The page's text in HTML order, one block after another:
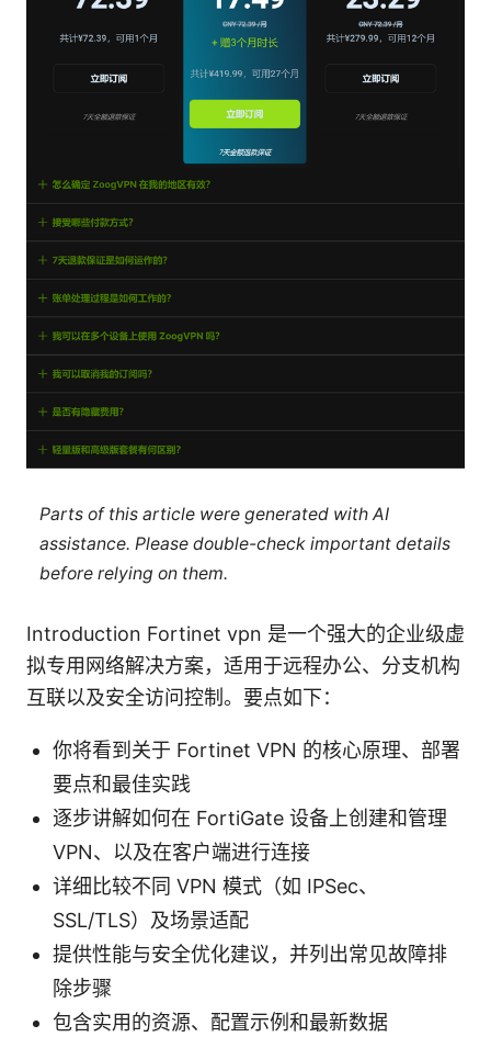
Parts of this article were generated with AI
assistance. Please double-check important details
before relying on them.
Introduction Fortinet vpn 是一个强大的企业级虚
拟专用网络解决方案，适用于远程办公、分支机构
互联以及安全访问控制。要点如下：
你将看到关于 Fortinet VPN 的核心原理、部署
要点和最佳实践
逐步讲解如何在 FortiGate 设备上创建和管理
VPN、以及在客户端进行连接
详细比较不同 VPN 模式（如 IPSec、
SSL/TLS）及场景适配
提供性能与安全优化建议，并列出常见故障排
除步骤
包含实用的资源、配置示例和最新数据